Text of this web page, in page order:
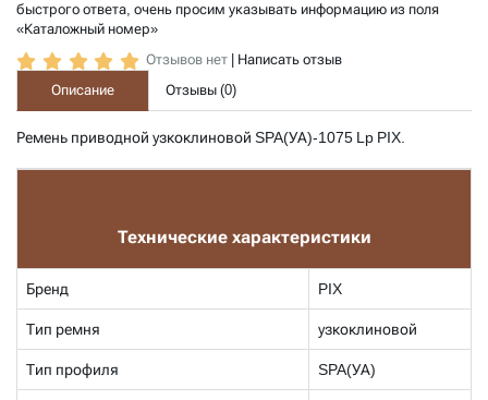
быстрого ответа, очень просим указывать информацию из поля
«Каталожный номер»
Отзывов нет
Написать отзыв
Описание
Отзывы (0)
Ремень приводной узкоклиновой SPA(УА)-1075 Lp PIX.
Технические характеристики
Бренд PIX
Тип ремня узкоклиновой
Тип профиля SPA(УА)